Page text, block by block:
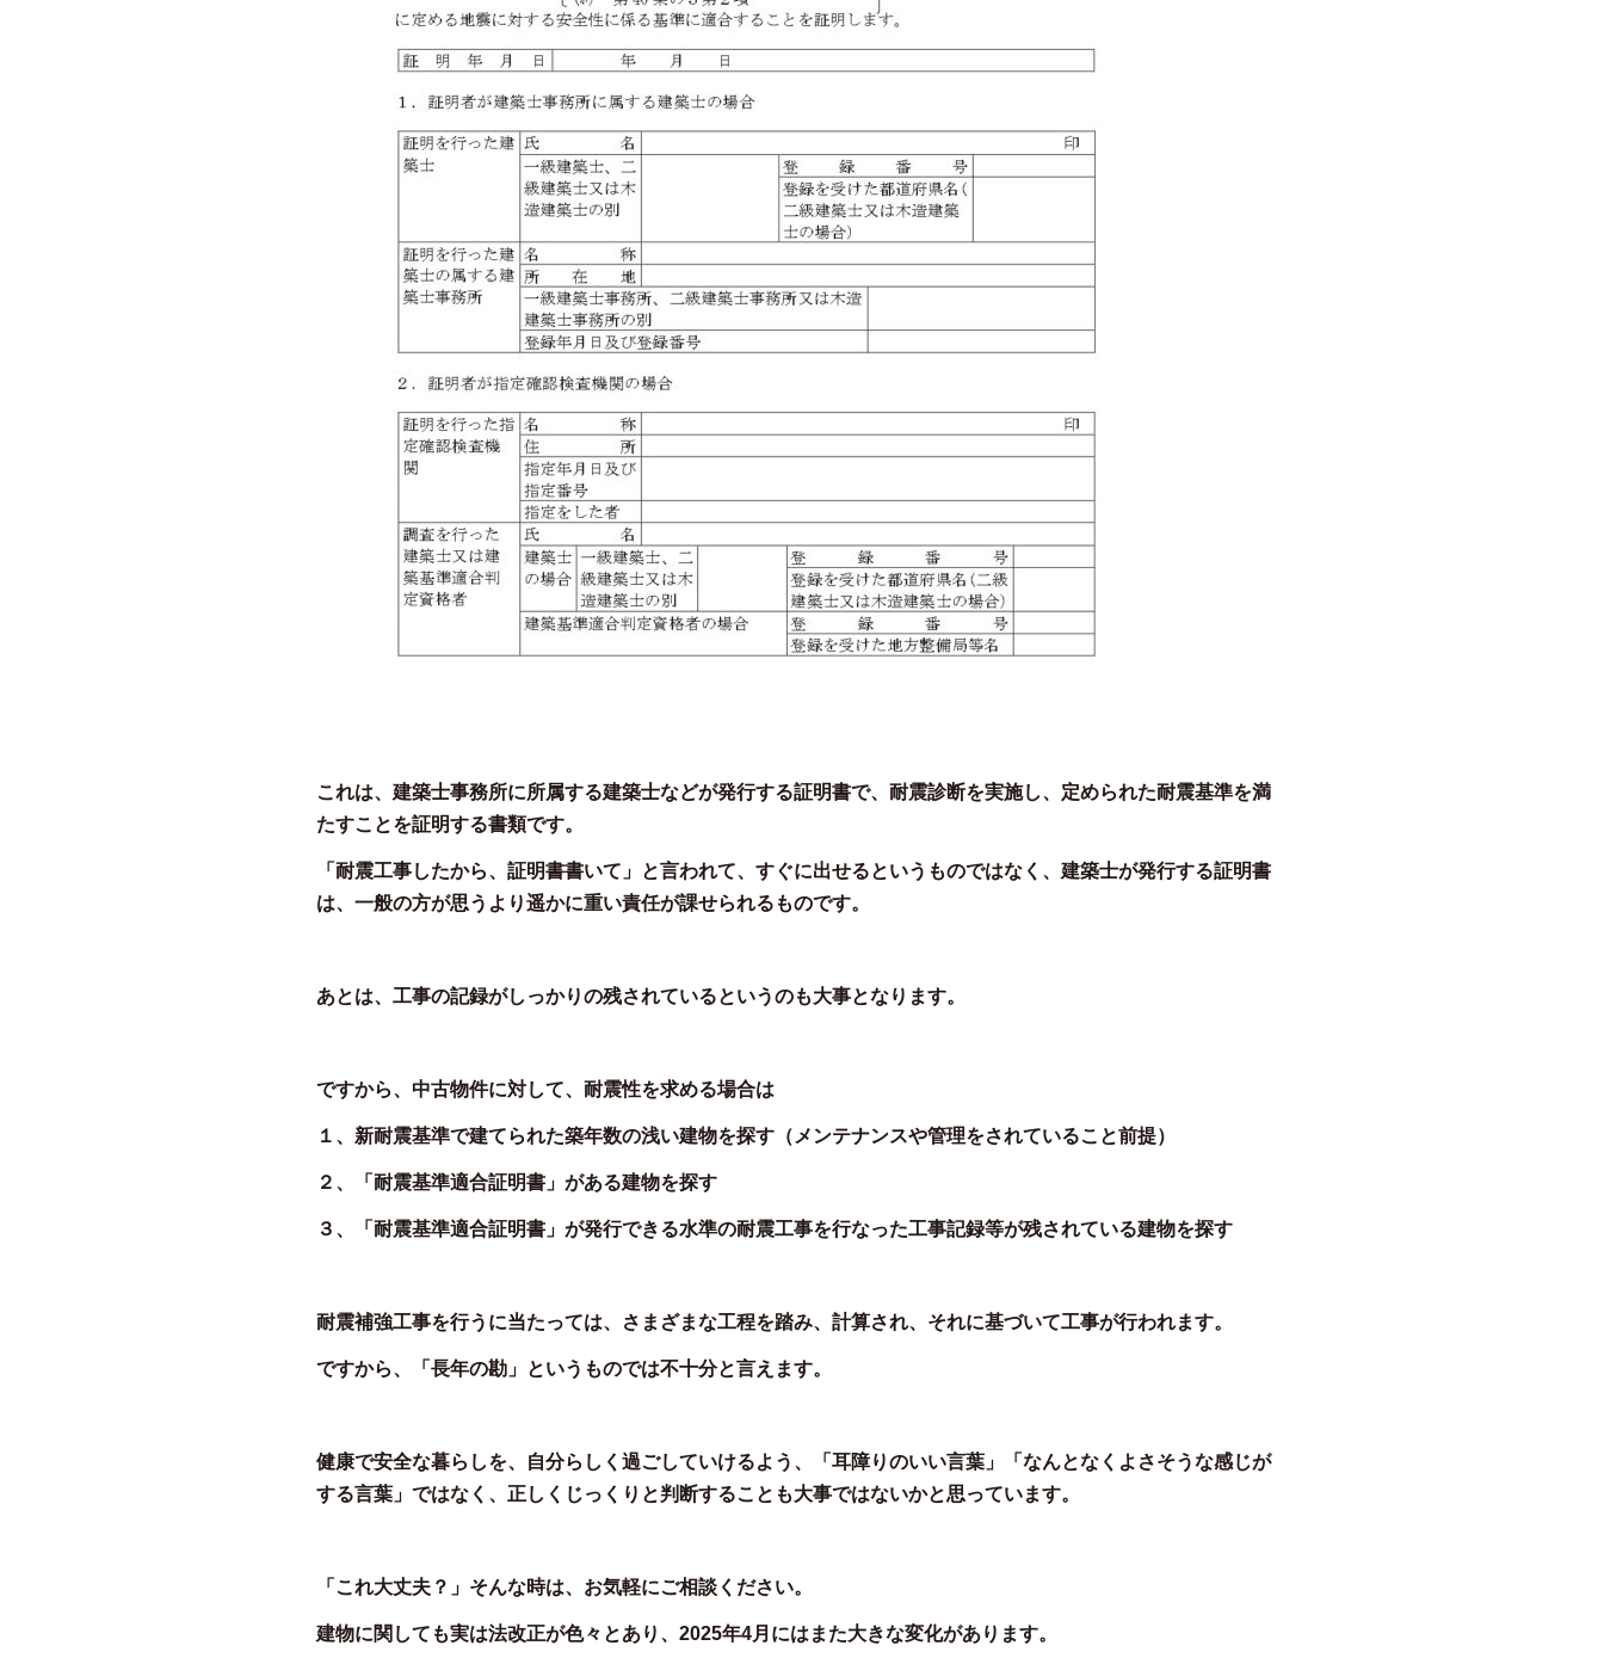
これは、建築士事務所に所属する建築士などが発行する証明書で、耐震診断を実施し、定められた耐震基準を満
たすことを証明する書類です。
「耐震工事したから、証明書書いて」と言われて、すぐに出せるというものではなく、建築士が発行する証明書
は、一般の方が思うより遥かに重い責任が課せられるものです。
あとは、工事の記録がしっかりの残されているというのも大事となります。
ですから、中古物件に対して、耐震性を求める場合は
１、新耐震基準で建てられた築年数の浅い建物を探す（メンテナンスや管理をされていること前提）
２、「耐震基準適合証明書」がある建物を探す
３、「耐震基準適合証明書」が発行できる水準の耐震工事を行なった工事記録等が残されている建物を探す
耐震補強工事を行うに当たっては、さまざまな工程を踏み、計算され、それに基づいて工事が行われます。
ですから、「長年の勘」というものでは不十分と言えます。
健康で安全な暮らしを、自分らしく過ごしていけるよう、「耳障りのいい言葉」「なんとなくよさそうな感じが
する言葉」ではなく、正しくじっくりと判断することも大事ではないかと思っています。
「これ大丈夫？」そんな時は、お気軽にご相談ください。
建物に関しても実は法改正が色々とあり、2025年4月にはまた大きな変化があります。